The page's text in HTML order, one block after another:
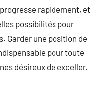
rapidement, et
possibilités pour
Garder une position de
pour toute
désireux de exceller.